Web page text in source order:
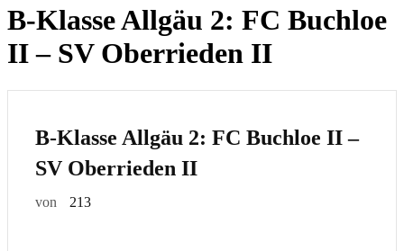
B-Klasse Allgäu 2: FC Buchloe
II – SV Oberrieden II
B-Klasse Allgäu 2: FC Buchloe II –
SV Oberrieden II
von 213